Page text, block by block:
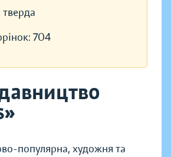
тверда
704
популярна, художня та